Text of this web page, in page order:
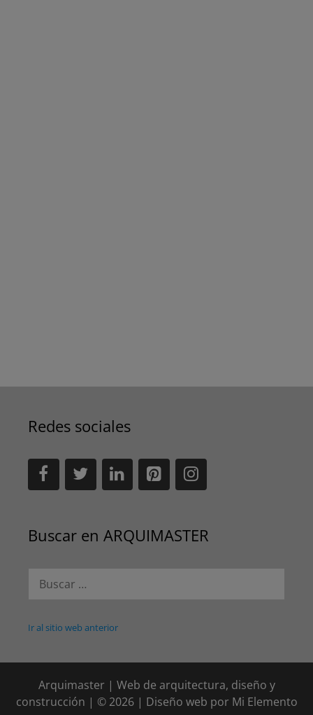
Redes sociales
Buscar en ARQUIMASTER
Ir al sitio web anterior
Arquimaster | Web de arquitectura, diseño y
construcción | © 2026 | Diseño web por Mi Elemento